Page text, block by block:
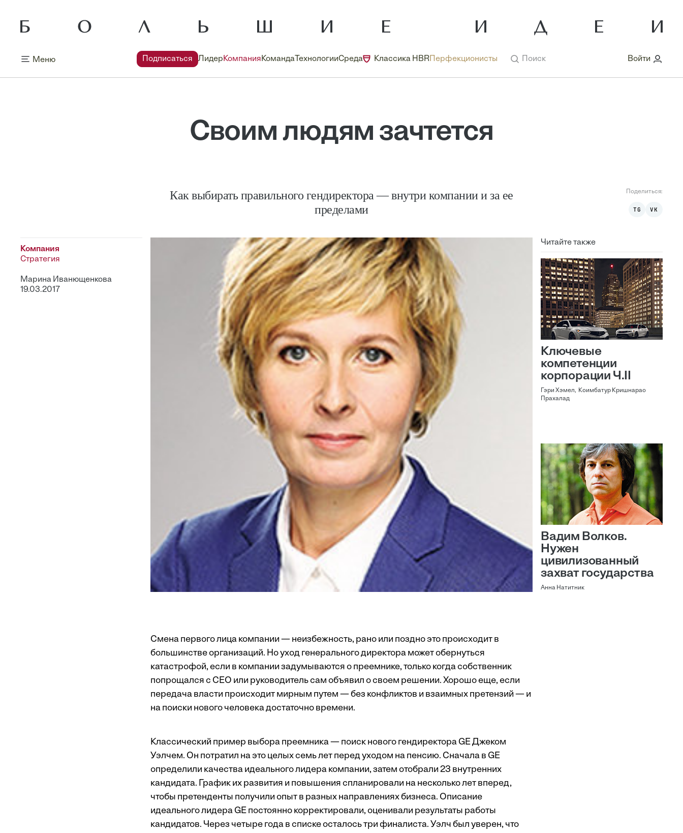
Меню Подписаться ЛидерКомпанияКоманда ТехнологииСреда Классика HBR Перфекционисты Поиск Войти
Своим людям зачтется
Как выбирать правильного гендиректора — внутри компании и за ее
пределами
Поделиться:
TG VK
Компания
Стратегия
Марина Иванющенкова
19.03.2017
Читайте также
Ключевые
компетенции
корпорации Ч.II
Гэри Хэмел, Коимбатур Кришнарао
Прахалад
Вадим Волков.
Нужен
цивилизованный
захват государства
Анна Натитник
Смена первого лица компании — неизбежность, рано или поздно это происходит в
большинстве организаций. Но уход генерального директора может обернуться
катастрофой, если в компании задумываются о преемнике, только когда собственник
попрощался с CEO или руководитель сам объявил о своем решении. Хорошо еще, если
передача власти происходит мирным путем — без конфликтов и взаимных претензий — и
на поиски нового человека достаточно времени.
Классический пример выбора преемника — поиск нового гендиректора GE Джеком
Уэлчем. Он потратил на это целых семь лет перед уходом на пенсию. Сначала в GE
определили качества идеального лидера компании, затем отобрали 23 внутренних
кандидата. График их развития и повышения спланировали на несколько лет вперед,
чтобы претенденты получили опыт в разных направлениях бизнеса. Описание
идеального лидера GE постоянно корректировали, оценивали результаты работы
кандидатов. Через четыре года в списке осталось три финалиста. Уэлч был уверен, что